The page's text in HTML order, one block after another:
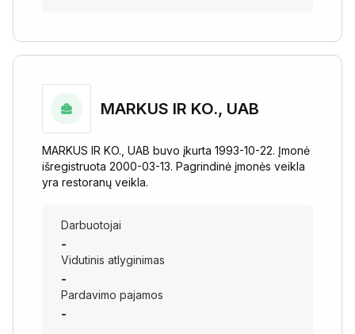
MARKUS IR KO., UAB
MARKUS IR KO., UAB buvo įkurta 1993-10-22. Įmonė
išregistruota 2000-03-13. Pagrindinė įmonės veikla
yra restoranų veikla.
Darbuotojai
-
Vidutinis atlyginimas
-
Pardavimo pajamos
-